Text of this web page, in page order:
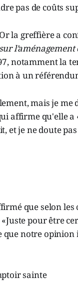
pas de coûts
la greffière a
l’aménagement
notamment la
à un
mais je me
affirme qu'elle a
et je ne doute
que selon
pour être
notre opinion